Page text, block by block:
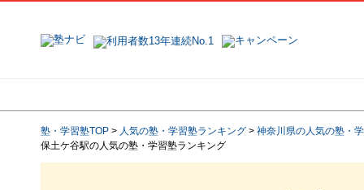
塾・学習塾TOP > 人気の塾・学習塾ランキング > 神奈川県の人気の塾・
保土ケ谷駅の人気の塾・学習塾ランキング